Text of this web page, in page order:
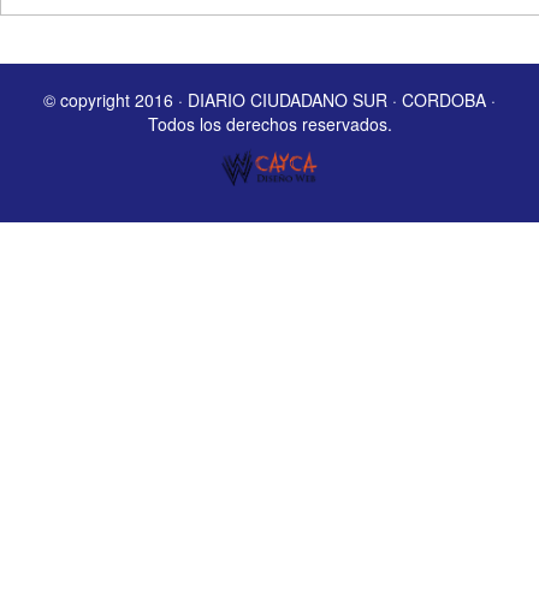
© copyright 2016 · DIARIO CIUDADANO SUR · CORDOBA ·
Todos los derechos reservados.